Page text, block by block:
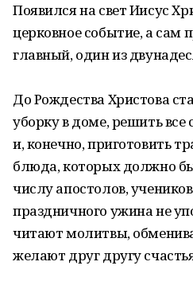
Появился на свет Иисус
церковное событие, а сам
главный, один из
До Рождества Христова
уборку в доме, решить
и, конечно, приготовить
блюда, которых должно
числу апостолов,
праздничного ужина не
читают молитвы,
желают друг другу